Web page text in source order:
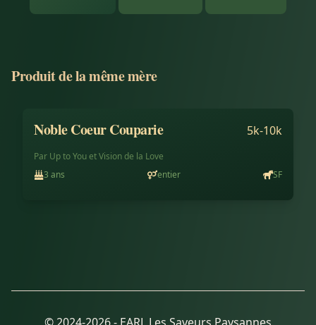
Produit de la même mère
À vendre
Noble Coeur Couparie 5k-10k
Par Up to YouetVision de la Love
3 ans entier SF